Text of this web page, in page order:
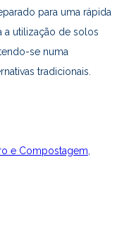
para uma rápida
a utilização de solos
se numa
tradicionais.
e Compostagem